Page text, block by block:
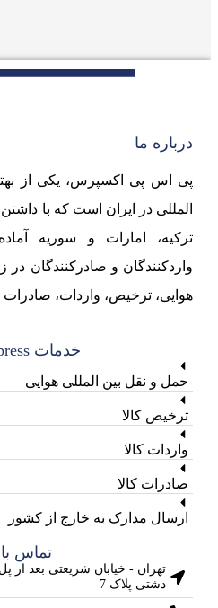
درباره ما
پی اس پی اکسپرس، یکی از
المللی در ایران است که با
ترکیه، امارات و سوریه
واردکنندگان و صادرکنندگان در
هوایی، ترخیص، واردات،
خدمات psp express
حمل و نقل بین المللی هوایی
ترخیص کالا
واردات کالا
صادرات کالا
ارسال مدارک به خارج از کشور
تماس
تهران - خیابان شریعتی بعد از
دشتی پلاک 7